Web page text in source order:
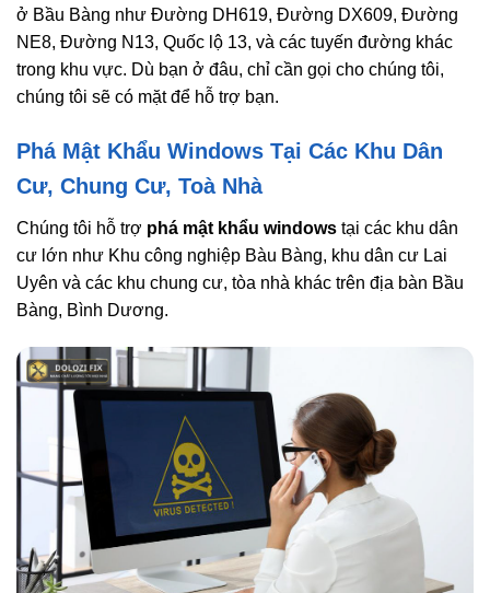
ở Bầu Bàng như Đường DH619, Đường DX609, Đường
NE8, Đường N13, Quốc lộ 13, và các tuyến đường khác
trong khu vực. Dù bạn ở đâu, chỉ cần gọi cho chúng tôi,
chúng tôi sẽ có mặt để hỗ trợ bạn.
Phá Mật Khẩu Windows Tại Các Khu Dân
Cư, Chung Cư, Toà Nhà
Chúng tôi hỗ trợ phá mật khẩu windows tại các khu dân
cư lớn như Khu công nghiệp Bàu Bàng, khu dân cư Lai
Uyên và các khu chung cư, tòa nhà khác trên địa bàn Bầu
Bàng, Bình Dương.